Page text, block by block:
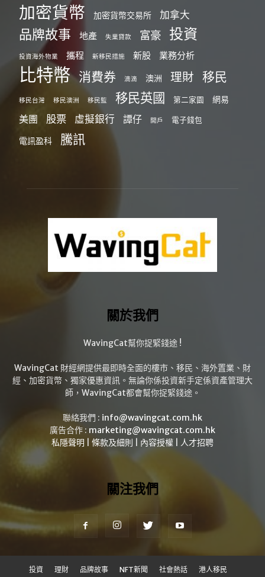
加密貨幣 加密貨幣交易所 加拿大
品牌故事 地產 失業貸款 富豪 投資
投資海外物業 攜程 新移民措施 新股 業務分析
比特幣 消費券 滴滴 澳洲 理財 移民
移民台灣 移民澳洲 移民監 移民英國 第二家園 網易
美團 股票 虛擬銀行 譚仔 開戶 電子錢包
電訊盈科 騰訊
關於我們
WavingCat幫你捉緊錢途 !
WavingCat 財經網提供最即時全面的樓市、移民、海外置業、財
經、加密貨幣、獨家優惠資訊。無論你係投資新手定係資產管理大
師，WavingCat都會幫你捉緊錢途。
聯絡我們 : info@wavingcat.com.hk
廣告合作 : marketing@wavingcat.com.hk
私隱聲明
條款及細則 內容授權 人才招聘
關注我們
投資 理財 品牌故事 NFT新聞 社會熱話 港人移民